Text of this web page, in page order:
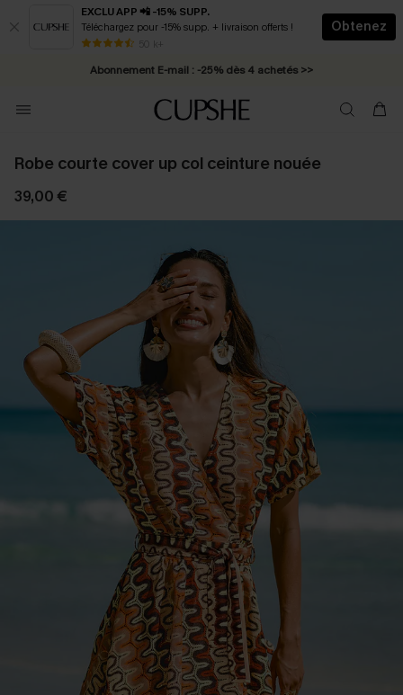
EXCLU APP 📲 -15% SUPP.
Téléchargez pour -15% supp. + livraison offerts !
50 k+
Obtenez
* Livraison éclair 2-3 jours ouvrés >>
Abonnement E-mail : -25% dès 4 achetés >>
Robe courte cover up col ceinture nouée
39,00 €